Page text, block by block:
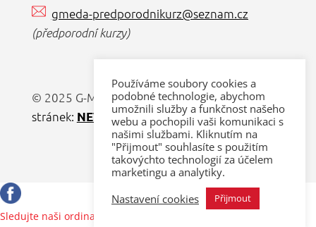
gmeda-predporodnikurz@seznam.cz
(předporodní kurzy)
© 2025 G-MEDA s.r.o. |Tvorba webových
stránek: NET boost
Používáme soubory cookies a
podobné technologie, abychom
umožnili služby a funkčnost našeho
webu a pochopili vaši komunikaci s
našimi službami. Kliknutím na
"Přijmout" souhlasíte s použitím
takovýchto technologií za účelem
marketingu a analytiky.
Nastavení cookies
Přijmout
Sledujte naši ordinaci